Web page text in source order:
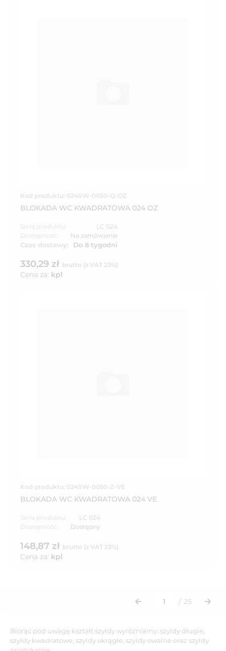
Kod produktu: 024SW-0050-Q-OZ
BLOKADA WC KWADRATOWA 024 OZ
Seria produktu:
LC 024
Dostępność:
Na zamówienie
Czas dostawy: Do 8 tygodni
330,29 zł brutto (z VAT 23%)
Cena za: kpl
Kod produktu: 024SW-0050-Z-VE
BLOKADA WC KWADRATOWA 024 VE
Seria produktu:
LC 024
Dostępność:
Dostępny
148,87 zł brutto (z VAT 23%)
Cena za: kpl
/ 25
Biorąc pod uwagę kształt szyldy wyróżniamy: szyldy długie,
szyldy kwadratowe, szyldy okrągłe, szyldy owalne oraz szyldy